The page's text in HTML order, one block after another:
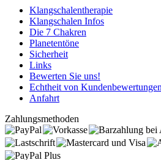
Klangschalentherapie
Klangschalen Infos
Die 7 Chakren
Planetentöne
Sicherheit
Links
Bewerten Sie uns!
Echtheit von Kundenbewertungen
Anfahrt
Zahlungsmethoden